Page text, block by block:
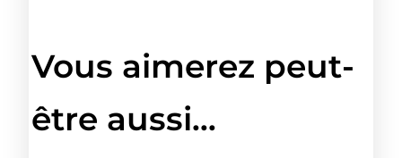
Vous aimerez peut-
être aussi…